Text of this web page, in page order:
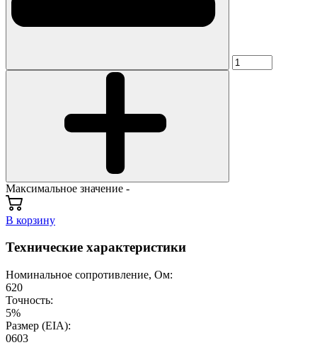
Максимальное значение -
В корзину
Технические характеристики
Номинальное сопротивление, Ом:
620
Точность:
5%
Размер (EIA):
0603